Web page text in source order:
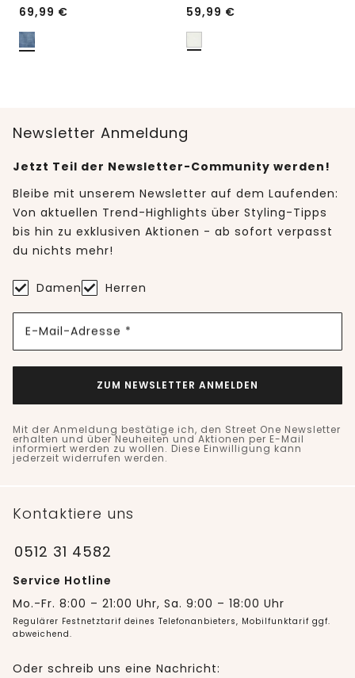
69,99 € 59,99 €
Newsletter Anmeldung
Jetzt Teil der Newsletter-Community werden!
Bleibe mit unserem Newsletter auf dem Laufenden:
Von aktuellen Trend-Highlights über Styling-Tipps
bis hin zu exklusiven Aktionen - ab sofort verpasst
du nichts mehr!
Damen Herren
E-Mail-Adresse *
ZUM NEWSLETTER ANMELDEN
Mit der Anmeldung bestätige ich, den Street One Newsletter
erhalten und über Neuheiten und Aktionen per E-Mail
informiert werden zu wollen. Diese Einwilligung kann
jederzeit widerrufen werden.
Kontaktiere uns
0512 31 4582
Service Hotline
Mo.-Fr. 8:00 – 21:00 Uhr, Sa. 9:00 – 18:00 Uhr
Regulärer Festnetztarif deines Telefonanbieters, Mobilfunktarif ggf.
abweichend.
Oder schreib uns eine Nachricht: